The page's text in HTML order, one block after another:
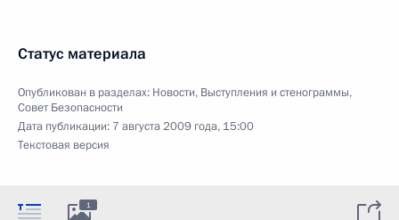
Статус материала
Опубликован в разделах: Новости, Выступления и стенограммы,
Совет Безопасности
Дата публикации: 7 августа 2009 года, 15:00
Текстовая версия
1